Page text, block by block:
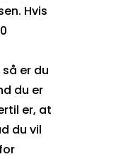
Hvis
er du
du er
er, at
du vil